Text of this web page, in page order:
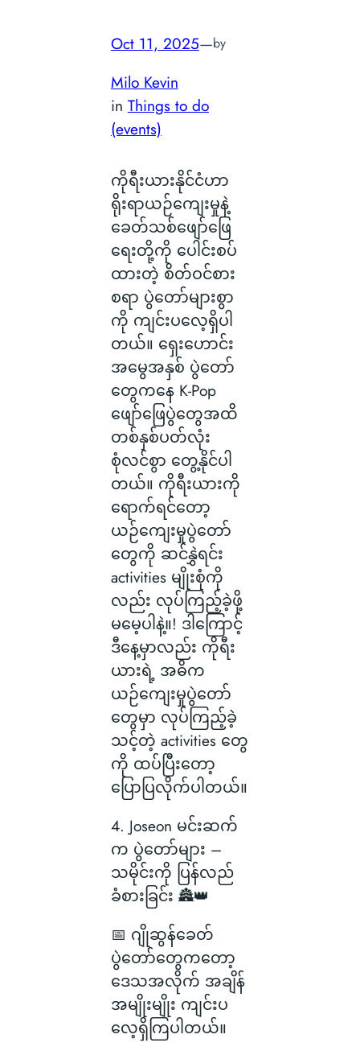
Oct 11, 2025—by
Milo Kevin
in Things to do
(events)
ကိုရီးယားနိုင်ငံဟာ
ရိုးရာယဉ်ကျေးမှုနဲ့
ခေတ်သစ်ဖျော်ဖြေ
ရေးတို့ကို ပေါင်းစပ်
ထားတဲ့ စိတ်ဝင်စား
စရာ ပွဲတော်များစွာ
ကို ကျင်းပလေ့ရှိပါ
တယ်။ ရှေးဟောင်း
အမွေအနှစ် ပွဲတော်
တွေကနေ K-Pop
ဖျော်ဖြေပွဲတွေအထိ
တစ်နှစ်ပတ်လုံး
စုံလင်စွာ တွေ့နိုင်ပါ
တယ်။ ကိုရီးယားကို
ရောက်ရင်တော့
ယဉ်ကျေးမှုပွဲတော်
တွေကို ဆင်နွှဲရင်း
activities မျိုးစုံကို
လည်း လုပ်ကြည့်ခဲ့ဖို့
မမေ့ပါနဲ့။! ဒါကြောင့်
ဒီနေ့မှာလည်း ကိုရီး
ယားရဲ့ အဓိက
ယဉ်ကျေးမှုပွဲတော်
တွေမှာ လုပ်ကြည့်ခဲ့
သင့်တဲ့ activities တွေ
ကို ထပ်ပြီးတော့
ပြောပြလိုက်ပါတယ်။
4. Joseon မင်းဆက်
က ပွဲတော်များ –
သမိုင်းကို ပြန်လည်
ခံစားခြင်း 🏯👑
📅 ဂျိုဆွန်ခေတ်
ပွဲတော်တွေကတော့
ဒေသအလိုက် အချိန်
အမျိုးမျိုး ကျင်းပ
လေ့ရှိကြပါတယ်။